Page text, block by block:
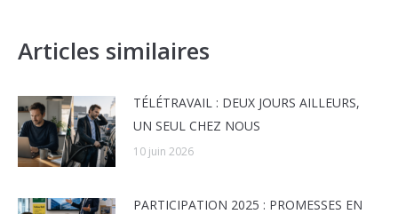
Articles similaires
TÉLÉTRAVAIL : DEUX JOURS AILLEURS,
UN SEUL CHEZ NOUS
10 juin 2026
PARTICIPATION 2025 : PROMESSES EN